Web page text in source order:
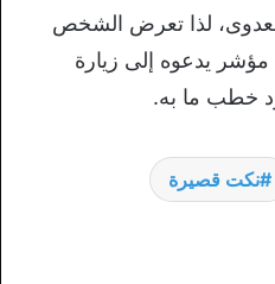
لذا تعرض الشخص
يدعوه إلى زيارة
خطب ما به.
نكت قصيرة